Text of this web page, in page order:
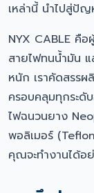
เหล่านี้ นำไปสู่ปั
NYX CABLE คือ
สายไฟทนน้ำมัน แ
หนัก เราคัดสรร
ครอบคลุมทุกระดั
ไฟฉนวนยาง
พอลิเมอร์
คุณจะทำงานได้อ